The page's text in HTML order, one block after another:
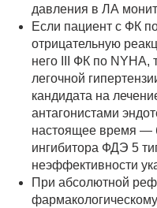
давления в ЛА
Если пациент с ФК
отрицательную
него III ФК по NYHA,
легочной
кандидата на
антагонистами
настоящее время —
ингибитора ФДЭ 5
неэффективности
При абсолютной